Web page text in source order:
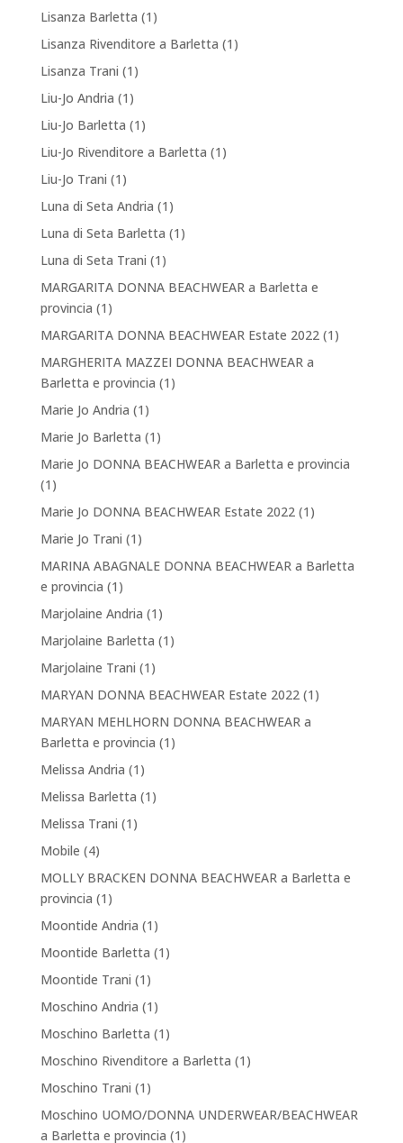
Lisanza Barletta (1)
Lisanza Rivenditore a Barletta (1)
Lisanza Trani (1)
Liu-Jo Andria (1)
Liu-Jo Barletta (1)
Liu-Jo Rivenditore a Barletta (1)
Liu-Jo Trani (1)
Luna di Seta Andria (1)
Luna di Seta Barletta (1)
Luna di Seta Trani (1)
MARGARITA DONNA BEACHWEAR a Barletta e
provincia (1)
MARGARITA DONNA BEACHWEAR Estate 2022(1)
MARGHERITA MAZZEI DONNA BEACHWEAR a
Barletta e provincia (1)
Marie Jo Andria (1)
Marie Jo Barletta (1)
Marie Jo DONNA BEACHWEAR a Barletta e provincia
(1)
Marie Jo DONNA BEACHWEAR Estate 2022(1)
Marie Jo Trani (1)
MARINA ABAGNALE DONNA BEACHWEAR a Barletta
e provincia (1)
Marjolaine Andria (1)
Marjolaine Barletta (1)
Marjolaine Trani (1)
MARYAN DONNA BEACHWEAR Estate 2022(1)
MARYAN MEHLHORN DONNA BEACHWEAR a
Barletta e provincia (1)
Melissa Andria (1)
Melissa Barletta (1)
Melissa Trani (1)
Mobile (4)
MOLLY BRACKEN DONNA BEACHWEAR a Barletta e
provincia (1)
Moontide Andria (1)
Moontide Barletta (1)
Moontide Trani (1)
Moschino Andria (1)
Moschino Barletta (1)
Moschino Rivenditore a Barletta (1)
Moschino Trani (1)
Moschino UOMO/DONNA UNDERWEAR/BEACHWEAR
a Barletta e provincia (1)